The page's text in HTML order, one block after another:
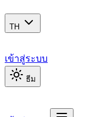
TH
เข้าสู่ระบบ
ธีม